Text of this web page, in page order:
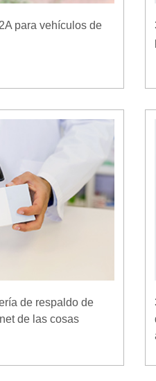
para vehículos de
de respaldo de
de las cosas